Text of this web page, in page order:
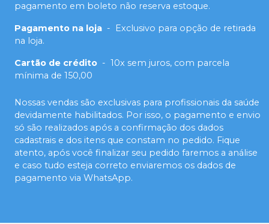
pagamento em boleto não reserva estoque.
Pagamento na loja -
Exclusivo para opção de retirada
na loja.
Cartão de crédito - 10x sem juros, com parcela
mínima de 150,00
Nossas vendas são exclusivas para profissionais da saúde
devidamente habilitados. Por isso, o pagamento e envio
só são realizados após a confirmação dos dados
cadastrais e dos itens que constam no pedido. Fique
atento, após você finalizar seu pedido faremos a análise
e caso tudo esteja correto enviaremos os dados de
pagamento via WhatsApp.